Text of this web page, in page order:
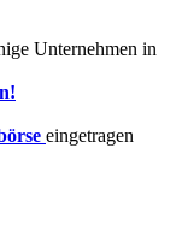
Unternehmen in
eingetragen